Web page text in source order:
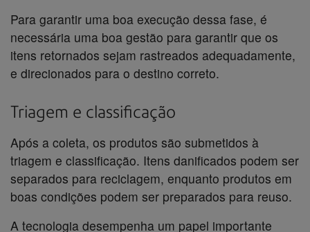
Para garantir uma boa execução dessa fase, é
necessária uma boa gestão para garantir que os
itens retornados sejam rastreados adequadamente,
e direcionados para o destino correto.
Triagem e classificação
Após a coleta, os produtos são submetidos à
triagem e classificação. Itens danificados podem ser
separados para reciclagem, enquanto produtos em
boas condições podem ser preparados para reuso.
A tecnologia desempenha um papel importante